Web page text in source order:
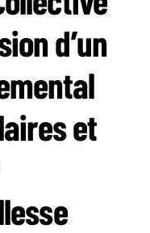
d’un
et